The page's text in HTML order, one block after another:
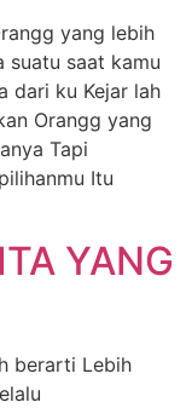
yang lebih
suatu saat kamu
dari ku Kejar lah
Orangg yang
Tapi
Itu
YANG
berarti Lebih